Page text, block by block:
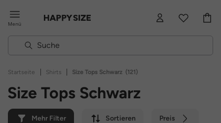
Menü
Startseite | Shirts | Size Tops Schwarz (121)
Size Tops Schwarz
Mehr Filter Sortieren Preis